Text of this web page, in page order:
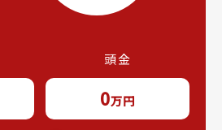
頭金
0万円